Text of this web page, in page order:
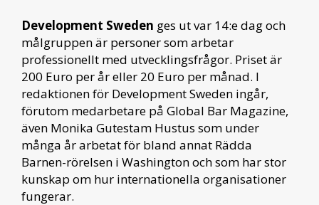
Development Sweden ges ut var 14:e dag och
målgruppen är personer som arbetar
professionellt med utvecklingsfrågor. Priset är
200 Euro per år eller 20 Euro per månad. I
redaktionen för Development Sweden ingår,
förutom medarbetare på Global Bar Magazine,
även Monika Gutestam Hustus som under
många år arbetat för bland annat Rädda
Barnen-rörelsen i Washington och som har stor
kunskap om hur internationella organisationer
fungerar.